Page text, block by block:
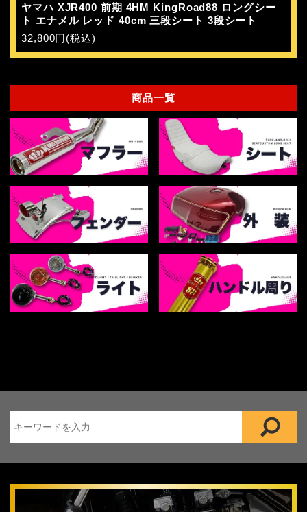
ヤマハ XJR400 前期 4HM KingRoad88 ロングシー
ト エナメル レッド 40cm 三段シート 3段シート
32,800円(税込)
商品一覧